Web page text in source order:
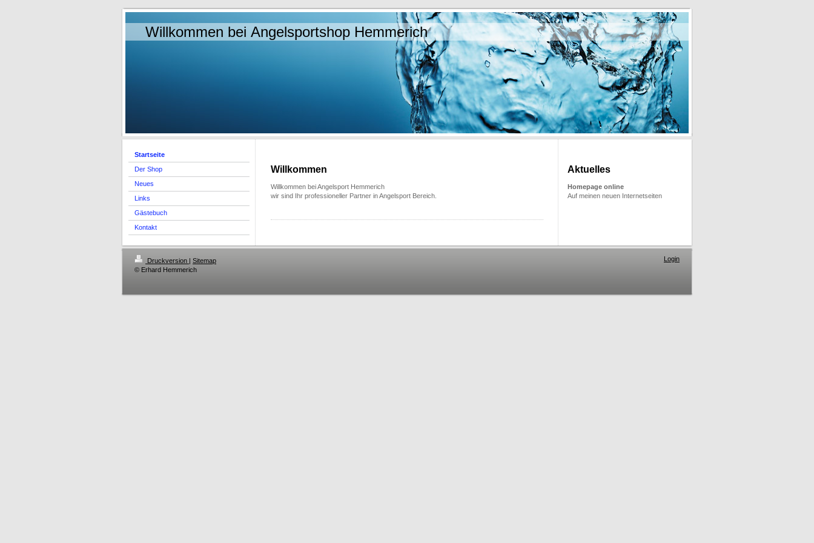
Willkommen bei Angelsportshop Hemmerich
Startseite
Der Shop
Neues
Links
Gästebuch
Kontakt
Willkommen
Willkommen bei Angelsport Hemmerich
wir sind Ihr professioneller Partner in Angelsport Bereich.
Aktuelles
Homepage online
Auf meinen neuen Internetseiten
Druckversion | Sitemap
© Erhard Hemmerich
Login